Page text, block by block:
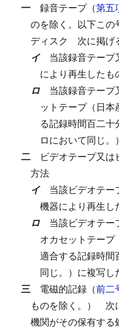
一 録音テープ（第五
のを除く。以下こ
ディスク
次に掲げ
イ 当該録音テープ
により再生したも
ロ 当該録音テープ
ットテープ（日
る記録時間百二十
ロにおいて同じ
二
ビデオテープ又は
方法
イ 当該ビデオテー
機器により再生し
ロ 当該ビデオテ
オカセットテー
適合する記録時間
同じ。）に複写し
三 電磁的記録（前二
ものを除く。）
次
機関がその保有する